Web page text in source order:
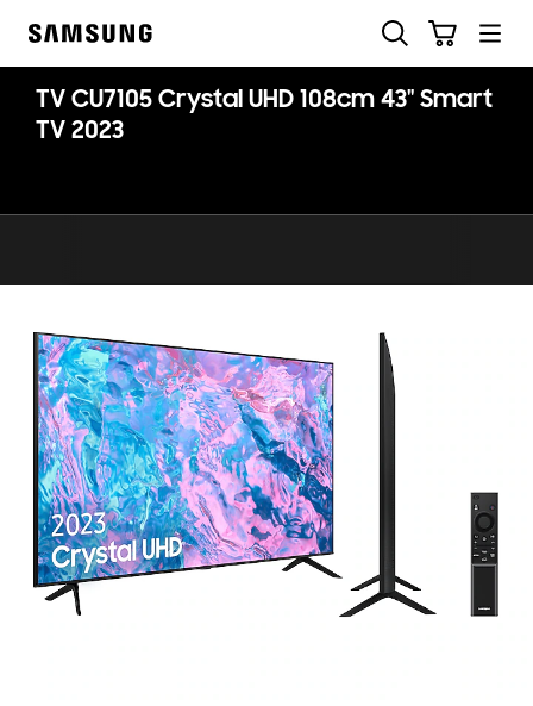
TV CU7105 Crystal UHD 108cm 43" Smart
TV 2023